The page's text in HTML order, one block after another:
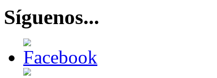
Síguenos...